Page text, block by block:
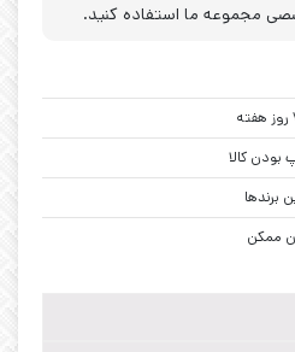
مجموعه ما استفاده کنید.
کالا
برندها
ممکن